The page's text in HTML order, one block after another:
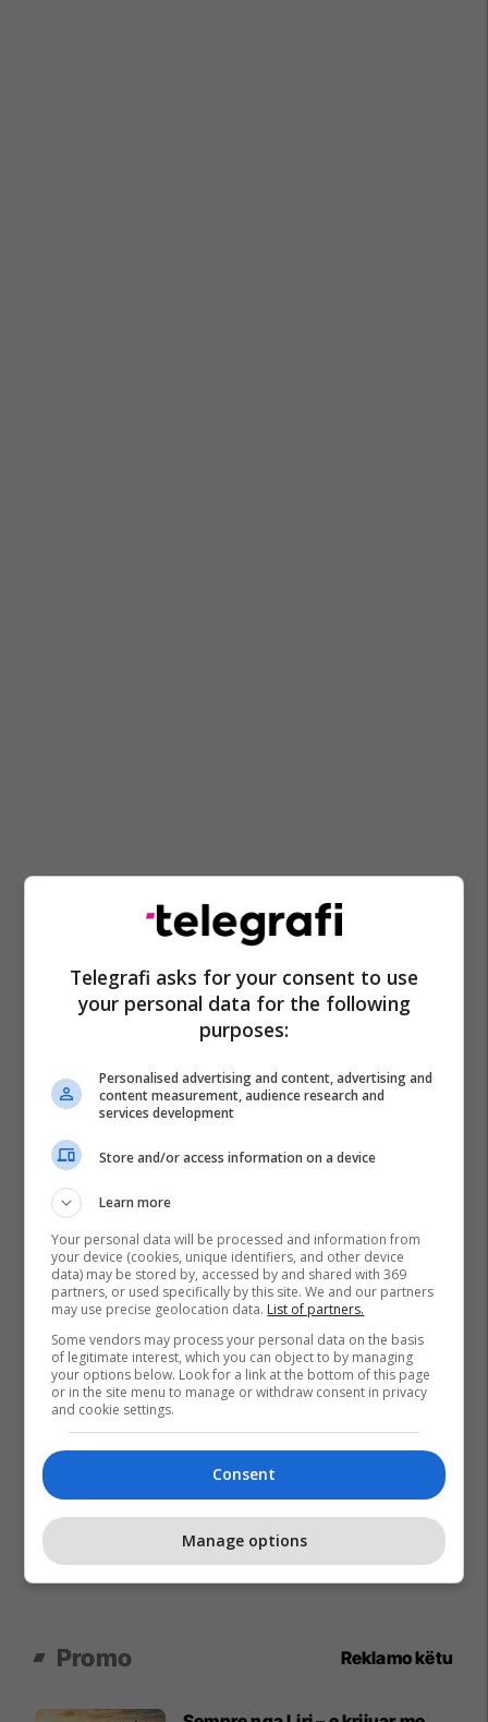
Ndjekje Lumë Temza Londër
Promo Reklamo këtu
Telegrafi asks for your consent to use
your personal data for the following
purposes:
Personalised advertising and content, advertising and
content measurement, audience research and
services development
Store and/or access information on a device
Learn more
Your personal data will be processed and information from
your device (cookies, unique identifiers, and other device
data) may be stored by, accessed by and shared with 369
partners, or used specifically by this site. We and our partners
may use precise geolocation data. List of partners.
Some vendors may process your personal data on the basis
of legitimate interest, which you can object to by managing
your options below. Look for a link at the bottom of this page
or in the site menu to manage or withdraw consent in privacy
and cookie settings.
Consent
Manage options